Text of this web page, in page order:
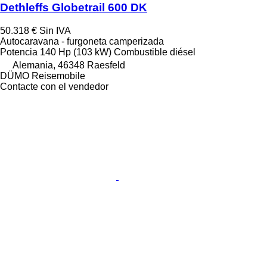
Dethleffs Globetrail 600 DK
50.318 € Sin IVA
Autocaravana - furgoneta camperizada
Potencia 140 Hp (103 kW) Combustible diésel
Alemania, 46348 Raesfeld
DÜMO Reisemobile
Contacte con el vendedor